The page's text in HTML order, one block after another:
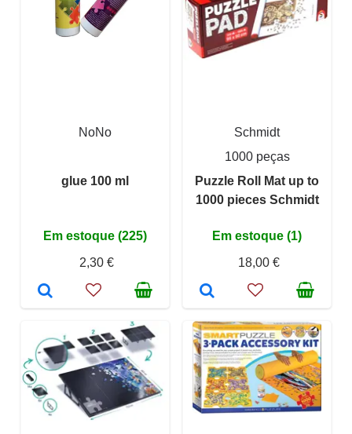
NoNo
glue 100 ml
Em estoque (225)
2,30 €
Schmidt
1000 peças
Puzzle Roll Mat up to
1000 pieces Schmidt
Em estoque (1)
18,00 €